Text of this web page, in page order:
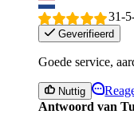
31-
Geverifieerd
Goede service,
Nuttig
Antwoord van